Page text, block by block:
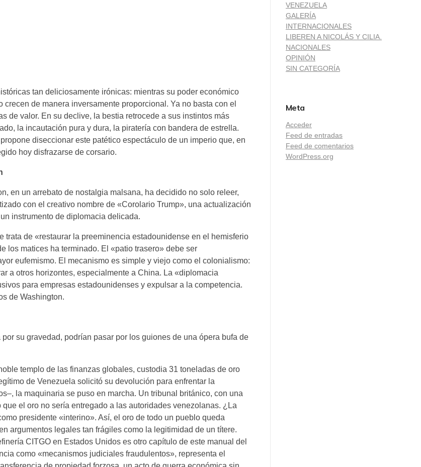
tan deliciosamente irónicas: mientras su poder económico
de manera inversamente proporcional. Ya no basta con el
de valor. En su declive, la bestia retrocede a sus instintos más
la incautación pura y dura, la piratería con bandera de estrella.
diseccionar este patético espectáculo de un imperio que, en
hoy disfrazarse de corsario.
en un arrebato de nostalgia malsana, ha decidido no solo releer,
con el creativo nombre de «Corolario Trump», una actualización
instrumento de diplomacia delicada.
de «restaurar la preeminencia estadounidense en el hemisferio
los matices ha terminado. El «patio trasero» debe ser
eufemismo. El mecanismo es simple y viejo como el colonialismo:
a otros horizontes, especialmente a China. La «diplomacia
para empresas estadounidenses y expulsar a la competencia.
de Washington.
su gravedad, podrían pasar por los guiones de una ópera bufa de
templo de las finanzas globales, custodia 31 toneladas de oro
de Venezuela solicitó su devolución para enfrentar la
la maquinaria se puso en marcha. Un tribunal británico, con una
el oro no sería entregado a las autoridades venezolanas. ¿La
presidente «interino». Así, el oro de todo un pueblo queda
argumentos legales tan frágiles como la legitimidad de un títere.
CITGO en Estados Unidos es otro capítulo de este manual del
como «mecanismos judiciales fraudulentos», representa el
VENEZUELA
GALERÍA
INTERNACIONALES
LIBEREN A NICOLÁS Y CILIA.
NACIONALES
OPINIÓN
SIN CATEGORÍA
Meta
Acceder
Feed de entradas
Feed de comentarios
WordPress.org